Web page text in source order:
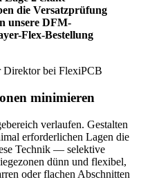
die Versatzprüfung
unsere DFM-
Flex-Bestellung
bei FlexiPCB
minimieren
verlaufen. Gestalten
erforderlichen Lagen die
Technik — selektive
dünn und flexibel,
oder flachen Abschnitten